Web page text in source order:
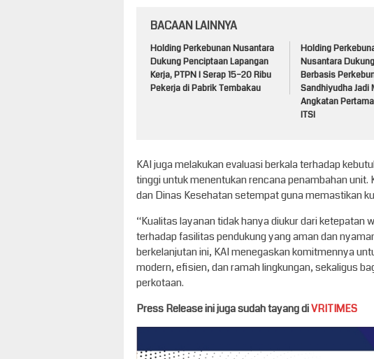
BACAAN LAINNYA
Holding Perkebunan Nusantara
Dukung Penciptaan Lapangan
Kerja, PTPN I Serap 15–20 Ribu
Pekerja di Pabrik Tembakau
Holding
Nusantara
Berbasis
Sandhiyudha Jadi
Angkatan
ITSI
KAI juga melakukan evaluasi berkala terhadap
tinggi untuk menentukan rencana penambahan
dan Dinas Kesehatan setempat guna memastikan
“Kualitas layanan tidak hanya diukur dari ketepatan
terhadap fasilitas pendukung yang aman dan
berkelanjutan ini, KAI menegaskan komitmennya
modern, efisien, dan ramah lingkungan, sekaligus
perkotaan.
Press Release ini juga sudah tayang diVRITIMES